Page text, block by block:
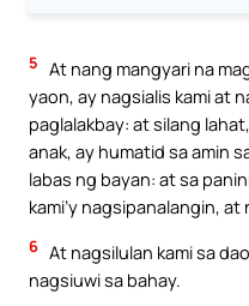
5 At nang mangyari na
yaon, ay nagsialis kami at
paglalakbay: at silang
anak, ay humatid sa amin
labas ng bayan: at sa
kami’y nagsipanalangin, at
6 At nagsilulan kami sa
nagsiuwi sa bahay.